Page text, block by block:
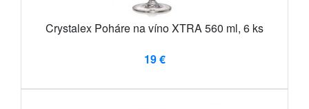
Crystalex Poháre na víno XTRA 560 ml, 6 ks
19 €